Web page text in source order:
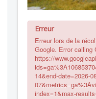
A propos
Erreur
Erreur lors de la
Google. Error calling
https://
14&end-date=2026-
index=1&max-